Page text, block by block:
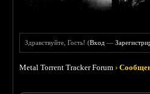
Здравствуйте, Гость! (Вход —
Metal Torrent Tracker Forum ›